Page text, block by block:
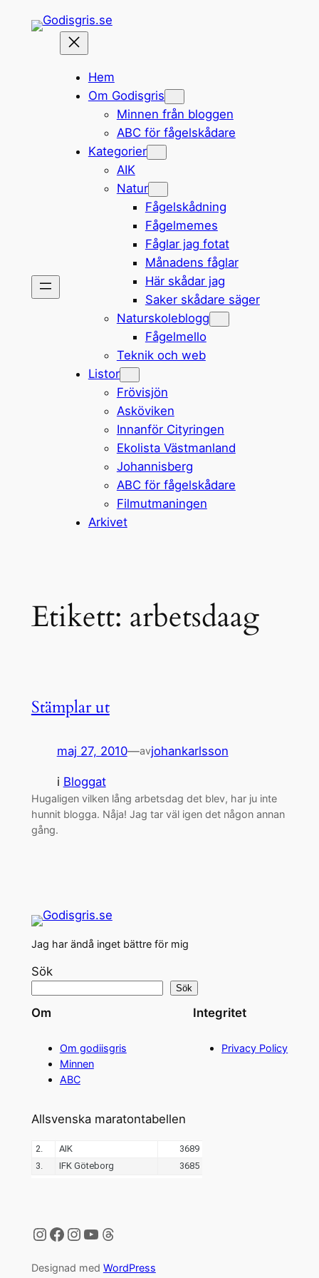
Hem
Om Godisgris
Minnen från bloggen
ABC för fågelskådare
Kategorier
AIK
Natur
Fågelskådning
Fågelmemes
Fåglar jag fotat
Månadens fåglar
Här skådar jag
Saker skådare säger
Naturskoleblogg
Fågelmello
Teknik och web
Listor
Frövisjön
Asköviken
Innanför Cityringen
Ekolista Västmanland
Johannisberg
ABC för fågelskådare
Filmutmaningen
Arkivet
Etikett: arbetsdaag
Stämplar ut
maj 27, 2010—avjohankarlsson
i Bloggat
Hugaligen vilken lång arbetsdag det blev, har ju inte
hunnit blogga. Nåja! Jag tar väl igen det någon annan
gång.
Jag har ändå inget bättre för mig
Sök
Sök
Om
Om godiisgris
Minnen
ABC
Integritet
Privacy Policy
Allsvenska maratontabellen
Instagram
Facebook
Instagram
YouTube
Threads
Designad med WordPress